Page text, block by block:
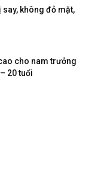
không đỏ mặt,
cho nam trưởng
20 tuổi